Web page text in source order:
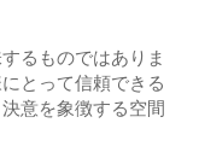
るものではありま
とって信頼できる
意を象徴する空間